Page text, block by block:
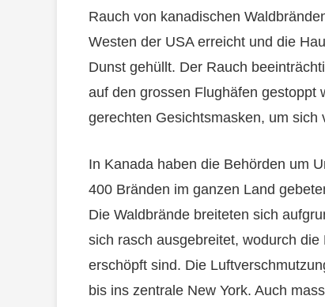
Rauch von kanadischen
Westen der USA erreicht und die
Dunst gehüllt. Der Rauch
auf den grossen Flughäfen gestoppt
gerechten Gesichtsmasken, um
In Kanada haben die Behörden um
400 Bränden im ganzen Land
Die Waldbrände breiteten sich
sich rasch ausgebreitet, wodurch
erschöpft sind. Die
bis ins zentrale New York. Auch